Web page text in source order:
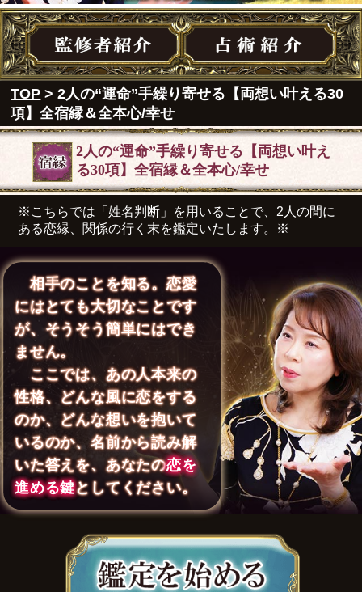
TOP > 2人の“運命”手繰り寄せる【両想い叶える30
項】全宿縁＆全本心/幸せ
2人の“運命”手繰り寄せる【両想い叶え
る30項】全宿縁＆全本心/幸せ
※こちらでは「姓名判断」を用いることで、2人の間に
ある恋縁、関係の行く末を鑑定いたします。※
相手のことを知る。恋愛
にはとても大切なことです
が、そうそう簡単にはでき
ません。
ここでは、あの人本来の
性格、どんな風に恋をする
のか、どんな想いを抱いて
いるのか、名前から読み解
いた答えを、あなたの恋を
進める鍵としてください。